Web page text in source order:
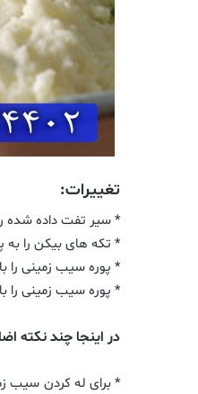
تغییرات:
* سیر تفت داده شده
* تکه های بیکن را به
* پوره سیب زمینی را
* پوره سیب زمینی را
در اینجا چند نکته
* برای له کردن سیب